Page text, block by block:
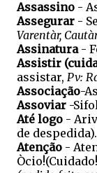
Assassino -
Assegurar -
Varentàr,
Assinatura-
Assistir
assistar, Pv:
Associação-
Assoviar -
Até logo -
de despedida).
Atenção -